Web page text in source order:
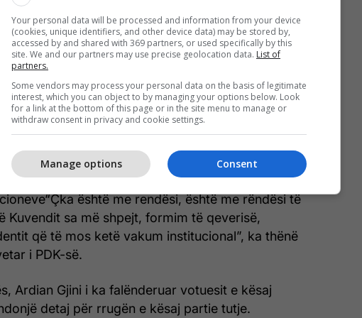
në një status në Facebook, teksa falënderoi
i saj as nuk ka qenë, as nuk është e as nuk do
krijimin e institucioneve’.
që vazhdon të mbes partia e dytë dhe më e
doli sot në konferencë, ku kryetari i saj tha se
më të mirë por tani duhet bashkëpunim.
kam pas vija të kuqe për asnjë parti, as tash e as
dhe mendoj se prej tash duhet të nis puna për
është me rendësi, është me rëndësi të
Kuvendit sa më shpejt, formim të qeverisë,
që të mos ketë vakum institucional”, ka thënë
i PDK-së.
Ardian Gjini i ka falënderuar votuesit e kësaj
detaj për rrugën e kësaj partie tutje.
Your personal data will be processed and information from your device
(cookies, unique identifiers, and other device data) may be stored by,
accessed by and shared with 369 partners, or used specifically by this
site. We and our partners may use precise geolocation data. List of
partners.
Some vendors may process your personal data on the basis of legitimate
interest, which you can object to by managing your options below. Look
for a link at the bottom of this page or in the site menu to manage or
withdraw consent in privacy and cookie settings.
Consent
Manage options